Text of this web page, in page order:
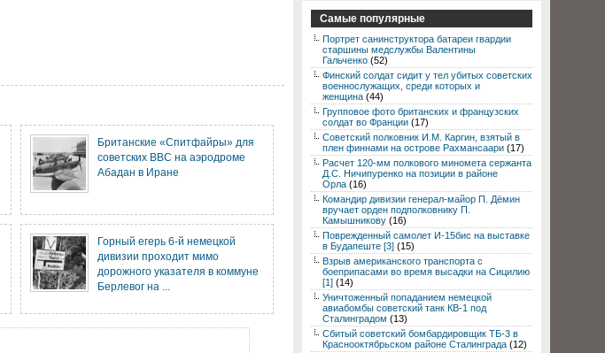
Британские «Спитфайры» для
советских ВВС на аэродроме
Абадан в Иране
Горный егерь 6-й немецкой
дивизии проходит мимо
дорожного указателя в коммуне
Берлевог на ...
Самые популярные
Портрет санинструктора батареи гвардии
старшины медслужбы Валентины
Гальченко (52)
Финский солдат сидит у тел убитых советских
военнослужащих, среди которых и
женщина (44)
Групповое фото британских и французских
солдат во Франции (17)
Советский полковник И.М. Каргин, взятый в
плен финнами на острове Рахмансаари (17)
Расчет 120-мм полкового миномета сержанта
Д.С. Ничипуренко на позиции в районе
Орла (16)
Командир дивизии генерал-майор П. Дёмин
вручает орден подполковнику П.
Камышникову (16)
Поврежденный самолет И-15бис на выставке
в Будапеште [3] (15)
Взрыв американского транспорта с
боеприпасами во время высадки на Сицилию
[1] (14)
Уничтоженный попаданием немецкой
авиабомбы советский танк КВ-1 под
Сталинградом (13)
Сбитый советский бомбардировщик ТБ-3 в
Краснооктябрьском районе Сталинграда (12)